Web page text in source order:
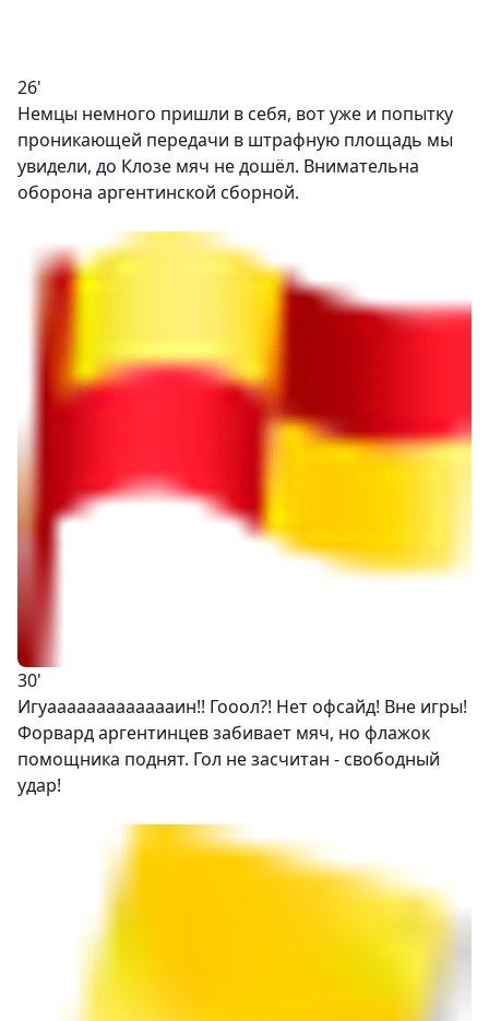
26'
Немцы немного пришли в себя, вот уже и попытку
проникающей передачи в штрафную площадь мы
увидели, до Клозе мяч не дошёл. Внимательна
оборона аргентинской сборной.
30'
Игуаааааааааааааин!! Гооол?! Нет офсайд! Вне игры!
Форвард аргентинцев забивает мяч, но флажок
помощника поднят. Гол не засчитан - свободный
удар!